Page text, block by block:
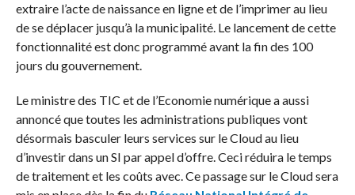
extraire l’acte de naissance en ligne et de l’imprimer au lieu
de se déplacer jusqu’à la municipalité. Le lancement de cette
fonctionnalité est donc programmé avant la fin des 100
jours du gouvernement.
Le ministre des TIC et de l’Economie numérique a aussi
annoncé que toutes les administrations publiques vont
désormais basculer leurs services sur le Cloud au lieu
d’investir dans un SI par appel d’offre. Ceci réduira le temps
de traitement et les coûts avec. Ce passage sur le Cloud sera